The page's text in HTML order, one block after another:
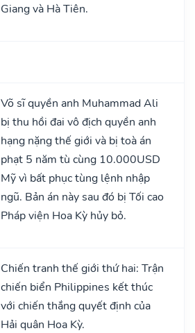
Giang và Hà Tiên.
Võ sĩ quyền anh Muhammad Ali
bị thu hồi đai vô địch quyền anh
hạng nặng thế giới và bị toà án
phạt 5 năm tù cùng 10.000USD
Mỹ vì bất phục tùng lệnh nhập
ngũ. Bản án này sau đó bị Tối cao
Pháp viện Hoa Kỳ hủy bỏ.
Chiến tranh thế giới thứ hai: Trận
chiến biển Philippines kết thúc
với chiến thắng quyết định của
Hải quân Hoa Kỳ.